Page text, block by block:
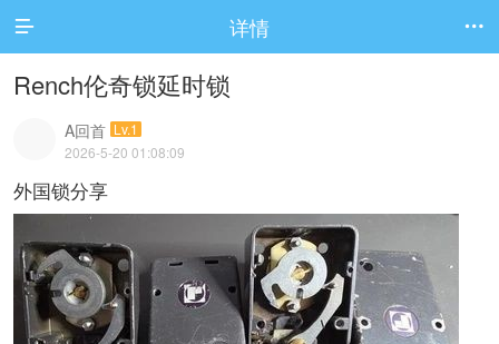
 详情 
Rench伦奇锁延时锁
A回首 Lv.1
2026-5-20 01:08:09
外国锁分享